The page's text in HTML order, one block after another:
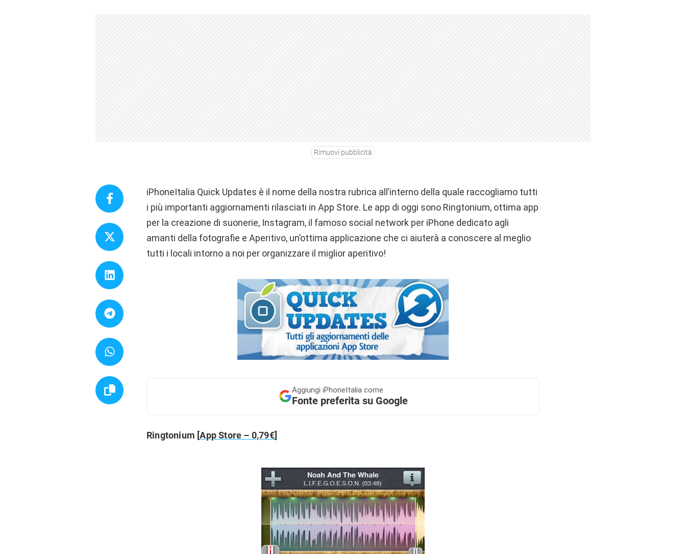
Rimuovi pubblicità
iPhoneItalia Quick Updates è il nome della nostra rubrica all’interno della quale raccogliamo tutti
i più importanti aggiornamenti rilasciati in App Store. Le app di oggi sono Ringtonium, ottima app
per la creazione di suonerie, Instagram, il famoso social network per iPhone dedicato agli
amanti della fotografie e Aperitivo, un’ottima applicazione che ci aiuterà a conoscere al meglio
tutti i locali intorno a noi per organizzare il miglior aperitivo!
Aggiungi iPhoneItalia come
Fonte preferita su Google
Ringtonium [App Store – 0,79€]